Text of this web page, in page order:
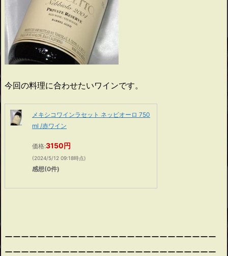
今回の料理に合わせたいワインです。
メキシコワインラセット ネッビオーロ 750
ml /赤ワイン
価格:3150円
(2024/5/12 09:18時点)
感想(0件)
ーーーーーーーーーーーーーーーーーーーーーーーーーー
ーーーーーーーーーーーーーーーーーーーーーーーーーー